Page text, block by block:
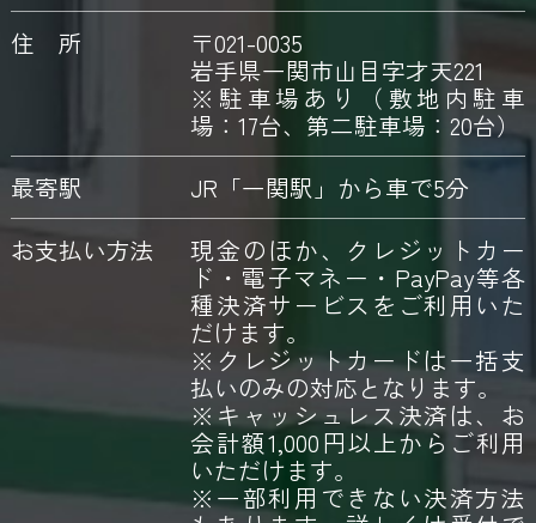
住 所
〒021-0035
岩手県一関市山目字才天221
※駐車場あり（敷地内駐車
場：17台、第二駐車場：20台）
最寄駅
JR「一関駅」から車で5分
お支払い方法
現金のほか、クレジットカー
ド・電子マネー・PayPay等各
種決済サービスをご利用いた
だけます。
※クレジットカードは一括支
払いのみの対応となります。
※キャッシュレス決済は、お
会計額1,000円以上からご利用
いただけます。
※一部利用できない決済方法